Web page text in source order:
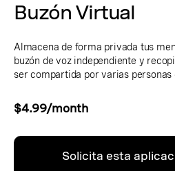
Buzón Virtual
Almacena de forma privada tus
buzón de voz independiente y
ser compartida por varias personas
$4.99/month
Solicita esta